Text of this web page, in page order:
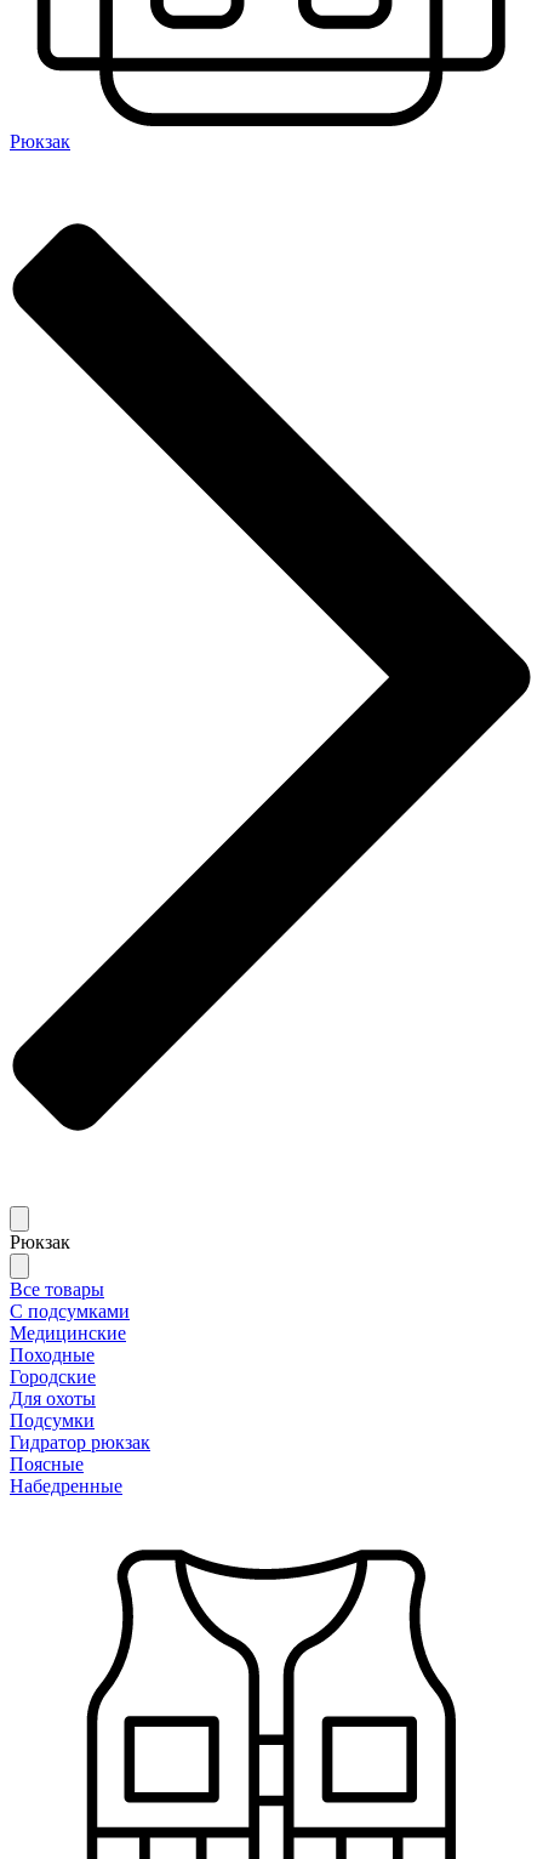
Рюкзак
Рюкзак
Все товары
С подсумками
Медицинские
Походные
Городские
Для охоты
Подсумки
Гидратор рюкзак
Поясные
Набедренные